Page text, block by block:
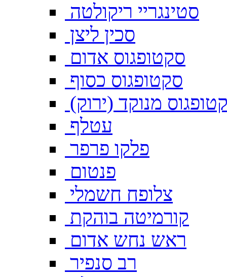
סטינגריי ריקולטה
סכין ליצן
סקטופגוס אדום
סקטופגוס כסוף
מנוקד (ירוק)
עטלף
פלקו פרפר
פנטום
צלופח חשמלי
קורמיטה בוהקת
ראש נחש אדום
רב סנפיר